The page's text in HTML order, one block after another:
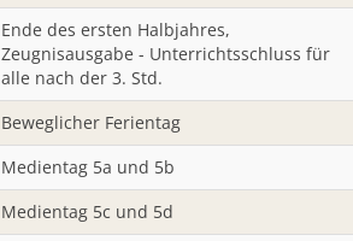
Ende des ersten Halbjahres,
Zeugnisausgabe - Unterrichtsschluss für
alle nach der 3. Std.
Beweglicher Ferientag
Medientag 5a und 5b
Medientag 5c und 5d